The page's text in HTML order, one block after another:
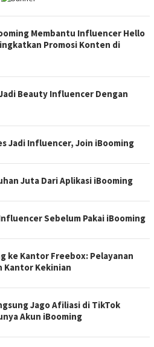
Membantu Influencer Hello
Promosi Konten di
Beauty Influencer Dengan
Jadi Influencer, Join iBooming
Juta Dari Aplikasi iBooming
Sebelum Pakai iBooming
ke Kantor Freebox: Pelayanan
Kantor Kekinian
Jago Afiliasi di TikTok
Akun iBooming